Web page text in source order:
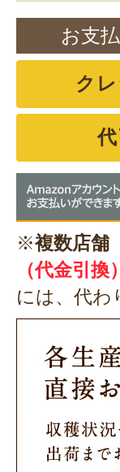
お支
ク
※複数店舗
（代金引
には、代わ